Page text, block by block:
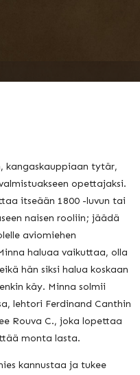
kangaskauppiaan tytär,
opettajaksi.
itseään 1800 -luvun tai
naisen rooliin; jäädä
aviomiehen
haluaa vaikuttaa, olla
hän siksi halua koskaan
käy. Minna solmii
lehtori Ferdinand Canthin
Rouva C., joka lopettaa
monta lasta.
kannustaa ja tukee